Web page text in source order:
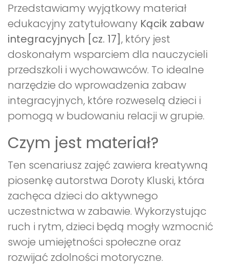
Przedstawiamy wyjątkowy materiał
edukacyjny zatytułowany Kącik zabaw
integracyjnych [cz. 17], który jest
doskonałym wsparciem dla nauczycieli
przedszkoli i wychowawców. To idealne
narzędzie do wprowadzenia zabaw
integracyjnych, które rozweselą dzieci i
pomogą w budowaniu relacji w grupie.
Czym jest materiał?
Ten scenariusz zajęć zawiera kreatywną
piosenkę autorstwa Doroty Kluski, która
zachęca dzieci do aktywnego
uczestnictwa w zabawie. Wykorzystując
ruch i rytm, dzieci będą mogły wzmocnić
swoje umiejętności społeczne oraz
rozwijać zdolności motoryczne.